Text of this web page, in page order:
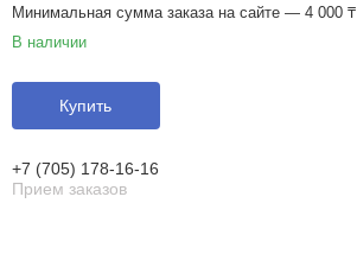
Минимальная сумма заказа на сайте — 4 000 ₸
В наличии
Купить
+7 (705) 178-16-16
Прием заказов